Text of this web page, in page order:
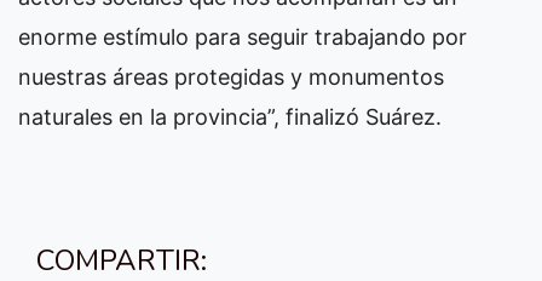
enorme estímulo para seguir trabajando por
nuestras áreas protegidas y monumentos
naturales en la provincia”, finalizó Suárez.
COMPARTIR: